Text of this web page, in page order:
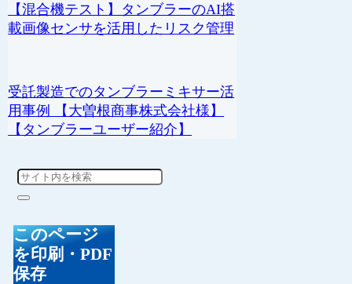
【混合機テスト】タンブラーのAI搭
載画像センサを活用したリスク管理
受託製造でのタンブラーミキサー活
用事例 【大曽根商事株式会社様】
【タンブラーユーザー紹介】
このページ
を印刷・PDF
保存